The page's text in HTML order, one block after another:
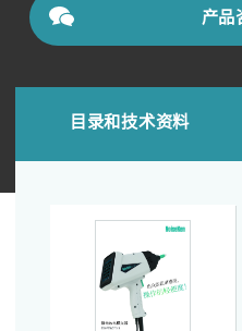
产品
目录和技术资料